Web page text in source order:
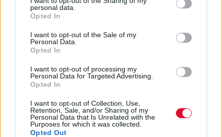
personal data.
Opted In
I want to opt-out of the Sale of my
Personal Data.
Opted In
I want to opt-out of processing my
Personal Data for Targeted Advertising.
Opted In
I want to opt-out of Collection, Use,
Retention, Sale, and/or Sharing of my
Personal Data that Is Unrelated with the
Purposes for which it was collected.
Opted Out